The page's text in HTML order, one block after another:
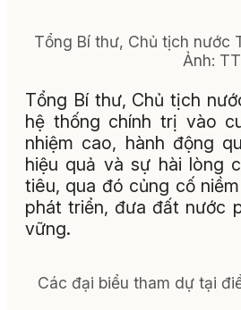
Tổng Bí thư, Chủ tịch nước
Ảnh:
Tổng Bí thư, Chủ tịch
hệ thống chính trị vào
nhiệm cao, hành động
hiệu quả và sự hài lòng
tiêu, qua đó củng cố
phát triển, đưa đất nước
vững.
Các đại biểu tham dự tại